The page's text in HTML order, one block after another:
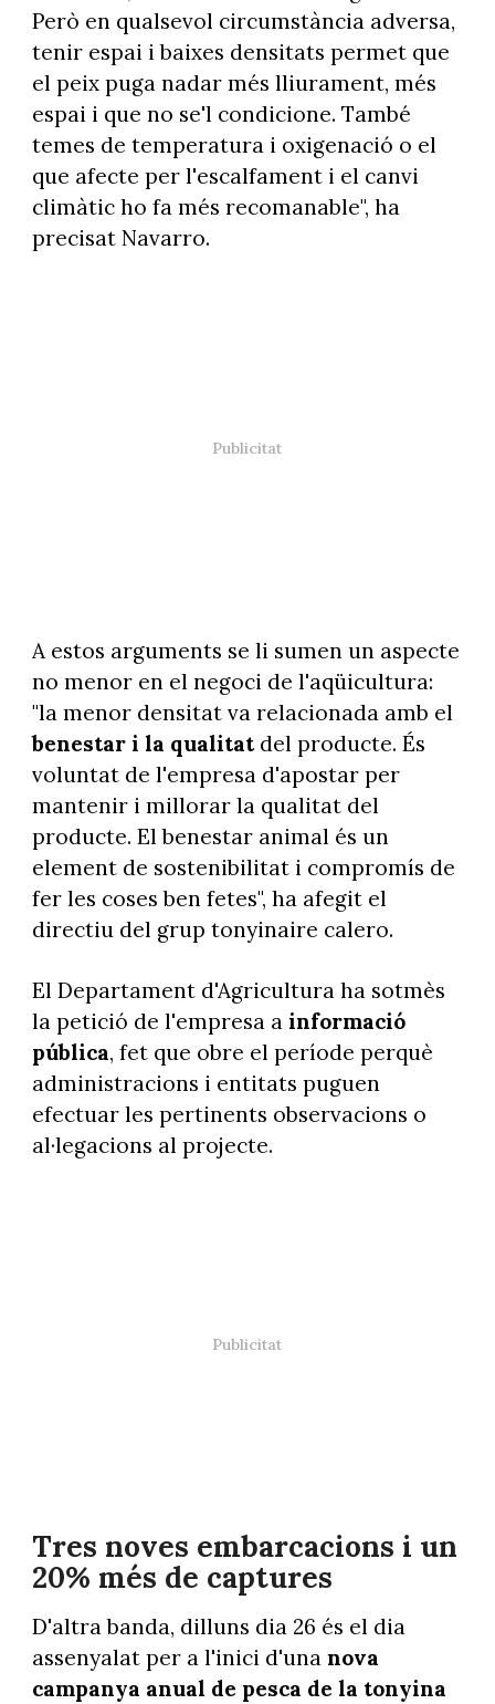
Però en qualsevol circumstància adversa,
tenir espai i baixes densitats permet que
el peix puga nadar més lliurament, més
espai i que no se'l condicione. També
temes de temperatura i oxigenació o el
que afecte per l'escalfament i el canvi
climàtic ho fa més recomanable", ha
precisat Navarro.
A estos arguments se li sumen un aspecte
no menor en el negoci de l'aqüicultura:
"la menor densitat va relacionada amb el
benestar i la qualitat del producte. És
voluntat de l'empresa d'apostar per
mantenir i millorar la qualitat del
producte. El benestar animal és un
element de sostenibilitat i compromís de
fer les coses ben fetes", ha afegit el
directiu del grup tonyinaire calero.
El Departament d'Agricultura ha sotmès
la petició de l'empresa a informació
pública, fet que obre el període perquè
administracions i entitats puguen
efectuar les pertinents observacions o
al·legacions al projecte.
Tres noves embarcacions i un
20% més de captures
D'altra banda, dilluns dia 26 és el dia
assenyalat per a l'inici d'una nova
campanya anual de pesca de la tonyina